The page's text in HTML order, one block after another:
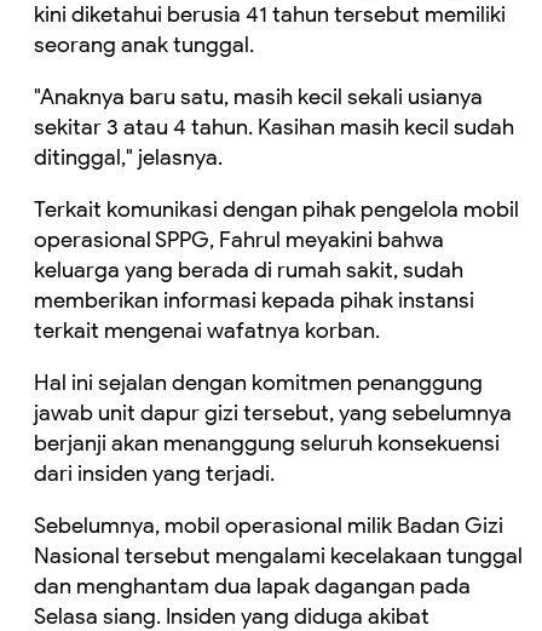
kini diketahui berusia 41 tahun tersebut memiliki
seorang anak tunggal.
"Anaknya baru satu, masih kecil sekali usianya
sekitar 3 atau 4 tahun. Kasihan masih kecil sudah
ditinggal," jelasnya.
Terkait komunikasi dengan pihak pengelola mobil
operasional SPPG, Fahrul meyakini bahwa
keluarga yang berada di rumah sakit, sudah
memberikan informasi kepada pihak instansi
terkait mengenai wafatnya korban.
Hal ini sejalan dengan komitmen penanggung
jawab unit dapur gizi tersebut, yang sebelumnya
berjanji akan menanggung seluruh konsekuensi
dari insiden yang terjadi.
Sebelumnya, mobil operasional milik Badan Gizi
Nasional tersebut mengalami kecelakaan tunggal
dan menghantam dua lapak dagangan pada
Selasa siang. Insiden yang diduga akibat